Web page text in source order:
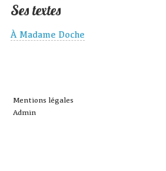
Ses textes
À Madame Doche
Mentions légales
Admin